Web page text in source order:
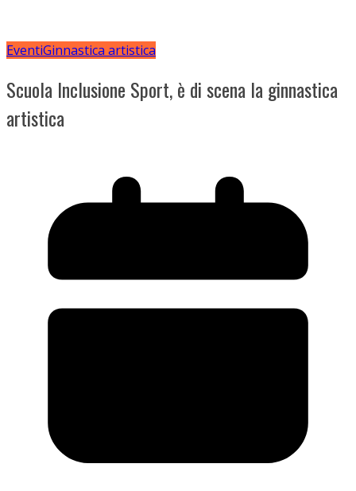
EventiGinnastica artistica
Scuola Inclusione Sport, è di scena la ginnastica
artistica